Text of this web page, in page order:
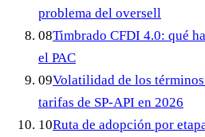
problema del oversell
08Timbrado CFDI 4.0: qué
el PAC
09Volatilidad de los
tarifas de SP-API en 2026
10Ruta de adopción por